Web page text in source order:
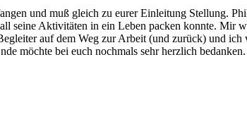
und muß gleich zu eurer Einleitung Stellung.
seine Aktivitäten in ein Leben packen konnte. Mir
auf dem Weg zur Arbeit (und zurück) und
möchte bei euch nochmals sehr herzlich